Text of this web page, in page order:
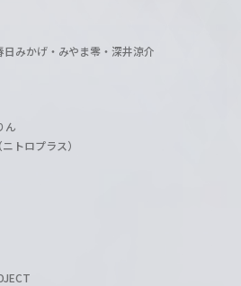
みかげ・みやま零・深井涼介
ん
トロプラス）